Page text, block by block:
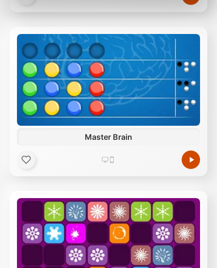
Außerdem geben wir Informationen zu Ihrer
Unsere Partner führen diese Informationen
möglicherweise mit weiteren Daten zusammen, die
Sie ihnen bereitgestellt haben oder die sie im Rahmen
Ihrer Nutzung der Dienste gesammelt haben.
Master Brain